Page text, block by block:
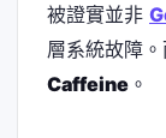
被證實並非
層系統故障
Caffeine 。